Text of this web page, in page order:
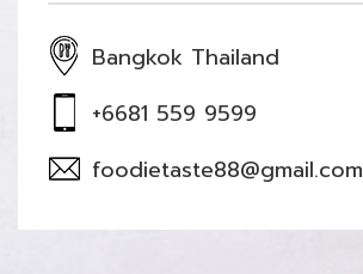
Bangkok Thailand
+6681 559 9599
foodietaste88@gmail.com